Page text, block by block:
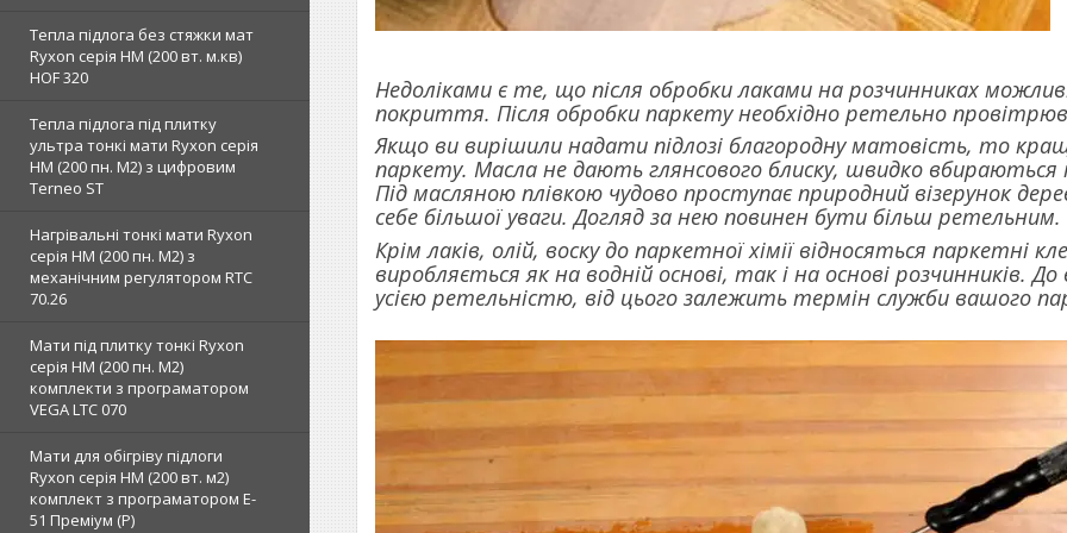
Тепла підлога без стяжки мат
Ryxon серія НМ (200 вт. м.кв)
HOF 320
Тепла підлога під плитку
ультра тонкі мати Ryxon серія
НМ (200 пн. М2) з цифровим
Terneo ST
Нагрівальні тонкі мати Ryxon
серія НМ (200 пн. М2) з
механічним регулятором RTC
70.26
Мати під плитку тонкі Ryxon
серія НМ (200 пн. М2)
комплекти з програматором
VEGA LTC 070
Мати для обігріву підлоги
Ryxon серія НМ (200 вт. м2)
комплект з програматором E-
51 Преміум (Р)
Недоліками є те, що після обробки лаками на розчинниках
покриття. Після обробки паркету необхідно ретельно
Якщо ви вирішили надати підлозі благородну матовість, то
паркету. Масла не дають глянсового блиску, швидко
Під масляною плівкою чудово проступає природний візерунок
себе більшої уваги. Догляд за нею повинен бути більш ретельним.
Крім лаків, олій, воску до паркетної хімії відносяться паркетні
виробляється як на водній основі, так і на основі розчинників.
усією ретельністю, від цього залежить термін служби вашого